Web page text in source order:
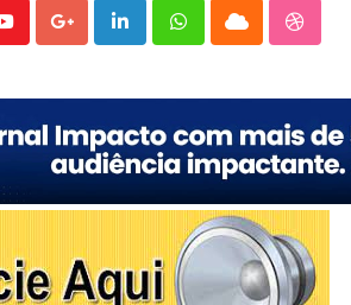
YoutubeGoogle+LinkedInWhatsappCloud